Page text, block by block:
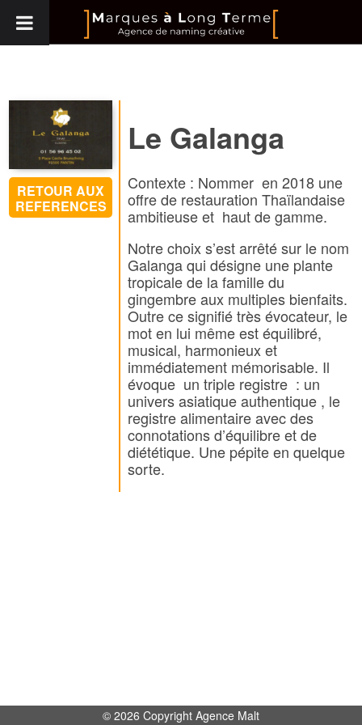
RETOUR AUX
REFERENCES
Le Galanga
Contexte : Nommer en 2018 une
offre de restauration Thaïlandaise
ambitieuse et haut de gamme.
Notre choix s’est arrêté sur le nom
Galanga qui désigne une plante
tropicale de la famille du
gingembre aux multiples bienfaits.
Outre ce signifié très évocateur, le
mot en lui même est équilibré,
musical, harmonieux et
immédiatement mémorisable. Il
évoque un triple registre : un
univers asiatique authentique , le
registre alimentaire avec des
connotations d’équilibre et de
diététique. Une pépite en quelque
sorte.
© 2026 Copyright Agence Malt